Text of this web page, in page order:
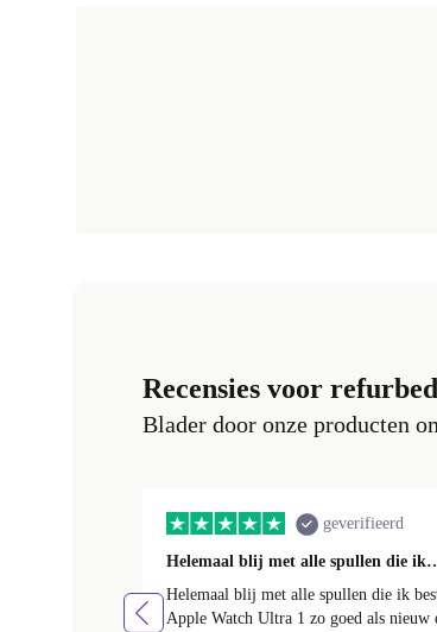
Recensies voor
Blader door onze producten
geverifieerd
Helemaal blij met alle spullen die
Helemaal blij met alle spullen die ik
Apple Watch Ultra 1 zo goed als nieuw